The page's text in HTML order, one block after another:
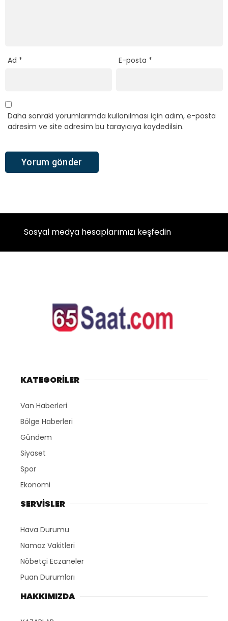
Ad * E-posta *
Daha sonraki yorumlarımda kullanılması için adım, e-posta
adresim ve site adresim bu tarayıcıya kaydedilsin.
Sosyal medya hesaplarımızı keşfedin
KATEGORİLER
Van Haberleri
Bölge Haberleri
Gündem
Siyaset
Spor
Ekonomi
SERVİSLER
Hava Durumu
Namaz Vakitleri
Nöbetçi Eczaneler
Puan Durumları
HAKKIMIZDA